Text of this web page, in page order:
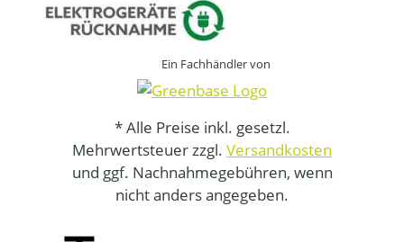
Ein Fachhändler von
* Alle Preise inkl. gesetzl.
Mehrwertsteuer zzgl. Versandkosten
und ggf. Nachnahmegebühren, wenn
nicht anders angegeben.